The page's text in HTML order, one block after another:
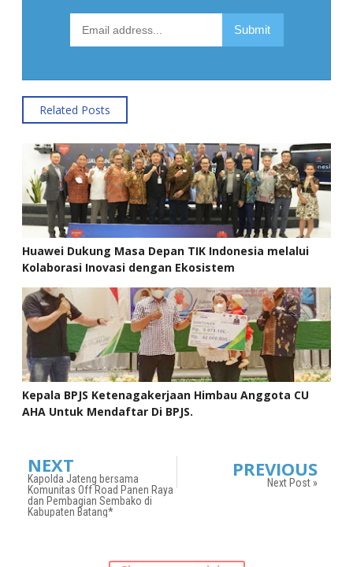
Related Posts
Huawei Dukung Masa Depan TIK Indonesia melalui
Kolaborasi Inovasi dengan Ekosistem
Kepala BPJS Ketenagakerjaan Himbau Anggota CU
AHA Untuk Mendaftar Di BPJS.
NEXT
Kapolda Jateng bersama
Komunitas Off Road Panen Raya
dan Pembagian Sembako di
Kabupaten Batang*
PREVIOUS
Next Post »